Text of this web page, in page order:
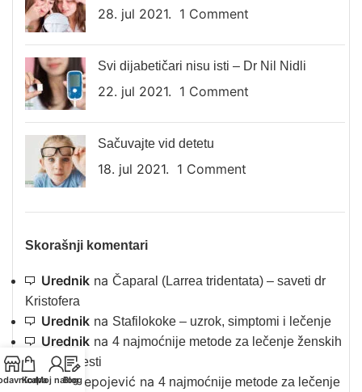
28. jul 2021. 1 Comment
Svi dijabetičari nisu isti – Dr Nil Nidli
22. jul 2021. 1 Comment
Sačuvajte vid detetu
18. jul 2021. 1 Comment
Skorašnji komentari
Urednik na Čaparal (Larrea tridentata) – saveti dr
Kristofera
Urednik na Stafilokoke – uzrok, simptomi i lečenje
Urednik na 4 najmoćnije metode za lečenje ženskih
polnih bolesti
Caca Lepojević na 4 najmoćnije metode za lečenje
KorpaMoj nalog
Blog